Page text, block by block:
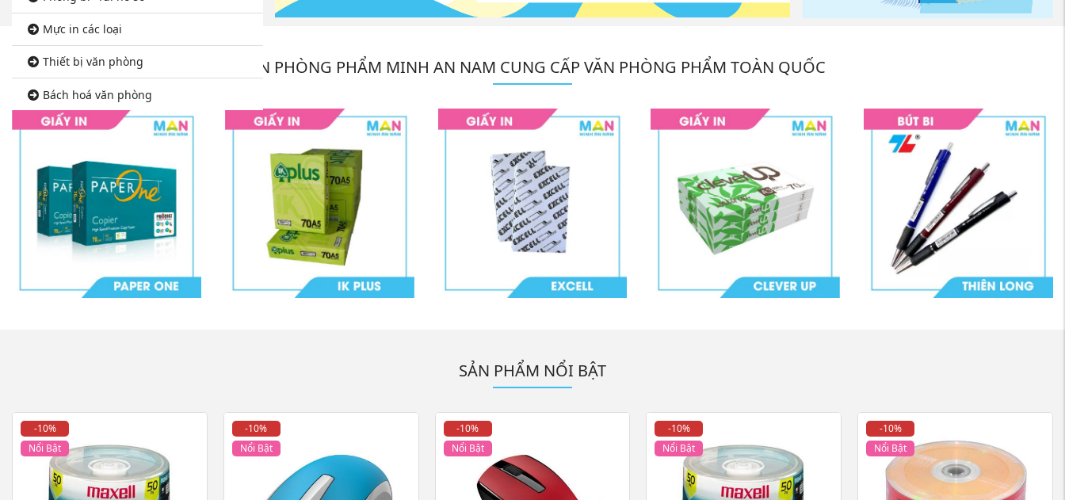
Mực in các loại
Thiết bị văn phòng
Bách hoá văn phòng
VĂN PHÒNG PHẨM MINH AN NAM CUNG CẤP VĂN PHÒNG PHẨM TOÀN QUỐC
SẢN PHẨM NỔI BẬT
-10%
Nổi Bật
-10%
Nổi Bật
-10%
Nổi Bật
-10%
Nổi Bật
-10%
Nổi Bật